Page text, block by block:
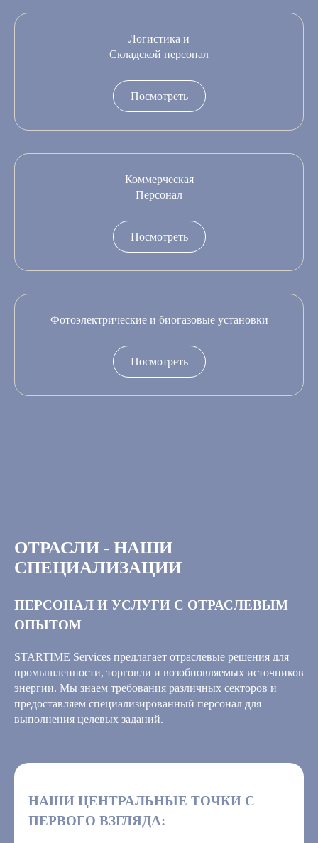
Логистика и
Складской персонал
Посмотреть
Коммерческая
Персонал
Посмотреть
Фотоэлектрические и биогазовые установки
Посмотреть
ОТРАСЛИ - НАШИ
СПЕЦИАЛИЗАЦИИ
ПЕРСОНАЛ И УСЛУГИ С ОТРАСЛЕВЫМ
ОПЫТОМ
STARTIME Services предлагает отраслевые решения для
промышленности, торговли и возобновляемых источников
энергии. Мы знаем требования различных секторов и
предоставляем специализированный персонал для
выполнения целевых заданий.
НАШИ ЦЕНТРАЛЬНЫЕ ТОЧКИ С
ПЕРВОГО ВЗГЛЯДА: